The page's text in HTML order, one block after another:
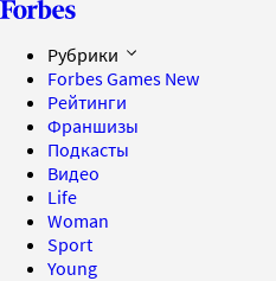
Рубрики
Forbes Games New
Рейтинги
Франшизы
Подкасты
Видео
Life
Woman
Sport
Young